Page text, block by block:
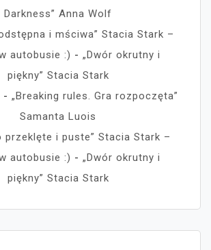
Darkness” Anna Wolf
i mściwa” Stacia Stark –
autobusie :) - „Dwór okrutny i
piękny” Stacia Stark
- „Breaking rules. Gra rozpoczęta”
Samanta Luois
przeklęte i puste” Stacia Stark –
autobusie :) - „Dwór okrutny i
piękny” Stacia Stark